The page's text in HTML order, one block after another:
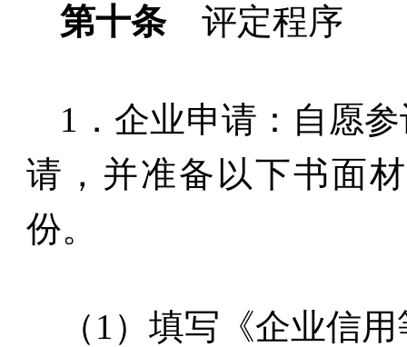
第十条评定程序
1
．企业申请：自愿
请，并准备以下书面
份。
（ 1 ）填写《企业信